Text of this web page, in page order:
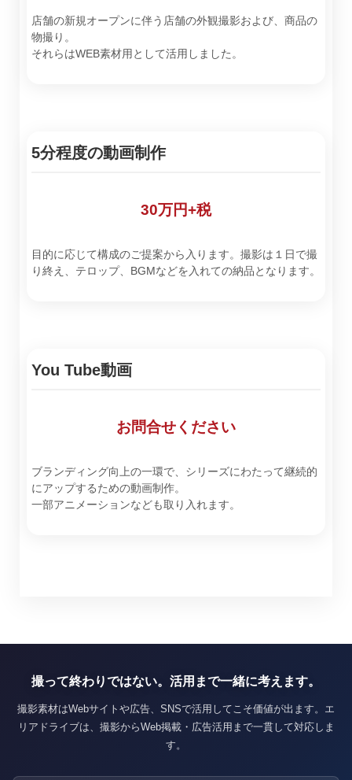
店舗の新規オープンに伴う店舗の外観撮影および、商品の
物撮り。
それらはWEB素材用として活用しました。
5分程度の動画制作
30万円+税
目的に応じて構成のご提案から入ります。撮影は１日で撮
り終え、テロップ、BGMなどを入れての納品となります。
You Tube動画
お問合せください
ブランディング向上の一環で、シリーズにわたって継続的
にアップするための動画制作。
一部アニメーションなども取り入れます。
撮って終わりではない。活用まで一緒に考えます。
撮影素材はWebサイトや広告、SNSで活用してこそ価値が出ます。エ
リアドライブは、撮影からWeb掲載・広告活用まで一貫して対応しま
す。